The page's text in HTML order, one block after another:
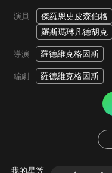
演員 傑羅恩史皮森伯格
羅斯瑪琳凡德胡克
導演 羅德維克格因斯
編劇 羅德維克格因斯
我的星等